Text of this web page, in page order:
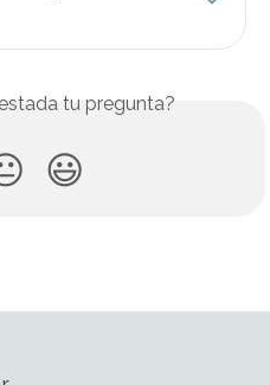
tu pregunta?
😃